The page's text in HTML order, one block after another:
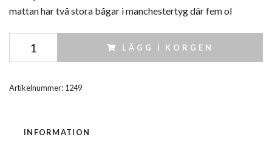
mattan har två stora bågar i manchestertyg där fem ol
LÄGG I KORGEN
Artikelnummer: 1249
INFORMATION